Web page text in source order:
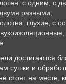
с одним, с
разными;
глухие, с
достигаются
сушки и
стоят на месте,